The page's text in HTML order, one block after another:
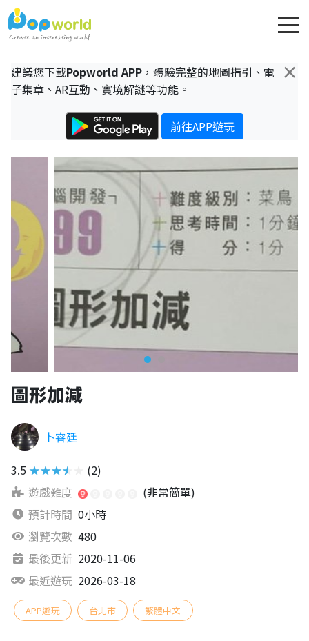
×
建議您下載Popworld APP ，體驗完整的地圖指引、電
子集章、AR互動、實境解謎等功能。
前往APP遊玩
圖形加減
卜睿廷
3.5 ★★★★★
(2)
遊戲難度
(非常簡單)
預計時間 0小時
瀏覽次數 480
最後更新 2020-11-06
最近遊玩 2026-03-18
APP遊玩 台北市 繁體中文